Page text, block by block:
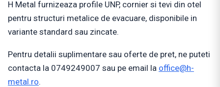
H Metal furnizeaza profile UNP, cornier si tevi din otel
pentru structuri metalice de evacuare, disponibile in
variante standard sau zincate.
Pentru detalii suplimentare sau oferte de pret, ne puteti
contacta la 0749249007 sau pe email la office@h-
metal.ro.